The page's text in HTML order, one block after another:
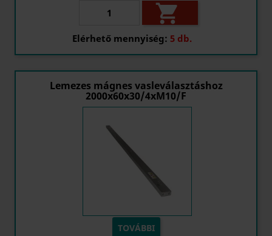

Elérhető mennyiség: 5 db.
Lemezes mágnes vasleválasztáshoz
2000x60x30/4xM10/F
TOVÁBBI